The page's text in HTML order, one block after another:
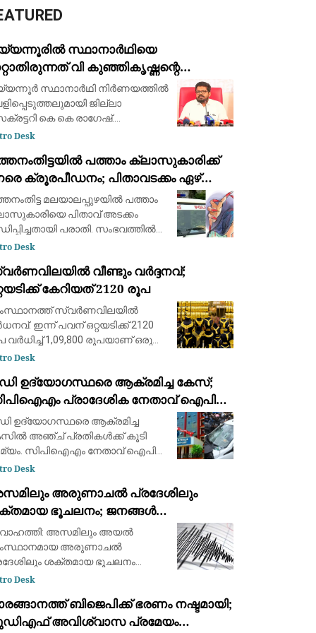
സ്ഥാനാർഥിയെ
വി കുഞ്ഞികൃഷ്ണന്റെ
ശരിയെന്ന്
കെ കെ രാഗേഷ്
സ്ഥാനാർഥി നിർണയത്തിൽ
ജില്ലാ
കെ കെ രാഗേഷ്.
മാറ്റാതിരുന്നത്
ന്ന് കെ
രാഗേഷ്. മധുസൂദനനെ മാറ്റിയാ
Desk
പത്താം ക്ലാസുകാരിക്ക്
ക്രൂരപീഡനം; പിതാവടക്കം ഏഴ്
മൂന്ന് പേർ അറസ്റ്റിൽ
മലയാലപ്പുഴയിൽ പത്താം
പിതാവ് അടക്കം
പരാതി. സംഭവത്തില്‍
മൂന്നുപേർ അറസ്റ്റില്‍.
അടക്കം മൂന്നുപേരാണ്
Desk
വീണ്ടും വർദ്ദനവ്;
കേറിയത് 2120 രൂപ
സ്വര്‍ണവിലയിൽ
ഇന്ന് പവന് ഒറ്റയടിക്ക് 2120
വർധിച്ച് 1,09,800 രൂപയാണ് ഒരു
സ്വര്‍ണത്തിന്റെ വില. ഗ്രാമിന്
13,725 രൂപയാണ് ഒരു ഗ്രാം
Desk
ഉദ്യോഗസ്ഥരെ ആക്രമിച്ച കേസ്;
പ്രാദേശിക നേതാവ് ഐപി
ഉള്‍പ്പടെ അഞ്ച് പ്രതികള്‍ക്ക് ജാമ്യം
ഉദ്യോഗസ്ഥരെ ആക്രമിച്ച
അഞ്ച് പ്രതികള്‍ക്ക് കൂടി
സിപിഐഎം നേതാവ് ഐപി
ഉള്‍പ്പടെയുള്ളവര്‍ക്കാണ്
കേസില്‍ ജാമ്യം ലഭിച്ചവരുടെ
24 ആയി. ഇ ഡി
Desk
അരുണാചൽ പ്രദേശിലും
ഭൂചലനം; ജനങ്ങൾ
അസമിലും അയൽ
അരുണാചൽ
ശക്തമായ ഭൂചലനം
പുലർച്ചെയോടെ ഉണ്ടായ
വീടുകളിൽ നിന്നും
നിന്നും പുറത്തേക്ക്
Desk
ബിജെപിക്ക് ഭരണം നഷ്ടമായി;
അവിശ്വാസ പ്രമേയം